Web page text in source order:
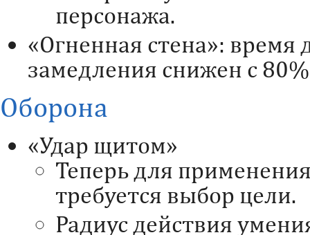
персонажа.
«Огненная стена»: время
замедления снижен с
Оборона
«Удар щитом»
Теперь для
требуется выбор цели.
Радиус действия